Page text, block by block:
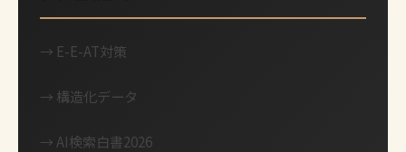
→ E-E-AT対策
→ 構造化データ
→ AI検索白書2026